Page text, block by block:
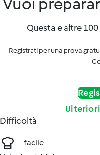
Vuoi
Questa e altre
Registrati per una prova
Difficoltà
facile